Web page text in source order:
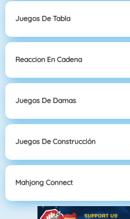
Juegos De Tabla
Reaccion En Cadena
Juegos De Damas
Juegos De Construcción
Mahjong Connect